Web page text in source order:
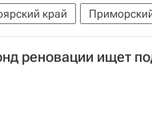
край
реновации ищет